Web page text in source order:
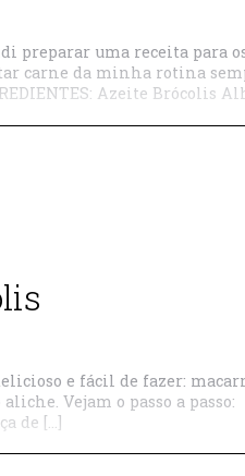
preparar uma receita para
carne da minha rotina
Azeite Brócolis
e fácil de fazer:
Vejam o passo a
de […]